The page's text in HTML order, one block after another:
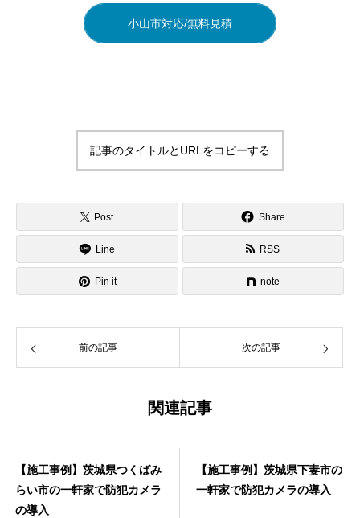
小山市対応/無料見積
記事のタイトルとURLをコピーする
Post Share
Line RSS
Pin it note
前の記事 次の記事
関連記事
【施工事例】茨城県つくばみ
らい市の一軒家で防犯カメラ
の導入
【施工事例】茨城県下妻市の
一軒家で防犯カメラの導入